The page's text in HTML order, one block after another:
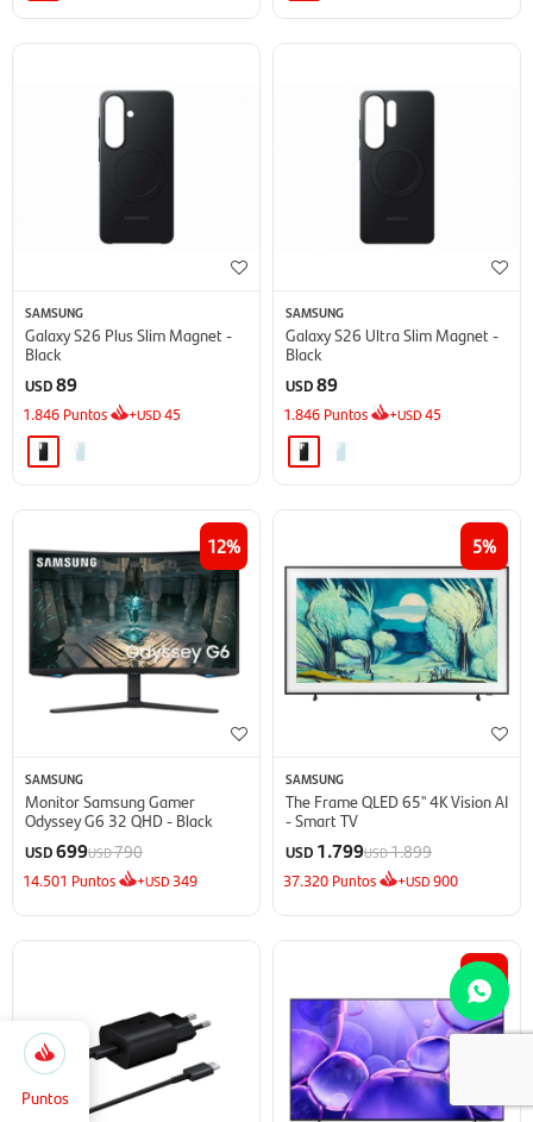
Puntos
Selecciona
la
cantidad
5.166
Cerrar
SAMSUNG
Galaxy S26 Plus Slim Magnet -
Black
USD89
1.846 Puntos +USD45
SAMSUNG
Galaxy S26 Ultra Slim Magnet -
Black
USD89
1.846 Puntos +USD45
12
SAMSUNG
Monitor Samsung Gamer
Odyssey G6 32 QHD - Black
USD699USD790
14.501 Puntos +USD 349
5
SAMSUNG
The Frame QLED 65'' 4K Vision AI
- Smart TV
USD 1.799USD1.899
37.320 Puntos +USD900
14